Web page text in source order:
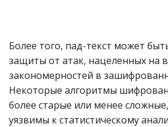
Более того, пад-текст может
защиты от атак, нацеленных на
закономерностей в
Некоторые алгоритмы
более старые или менее
уязвимы к статистическому